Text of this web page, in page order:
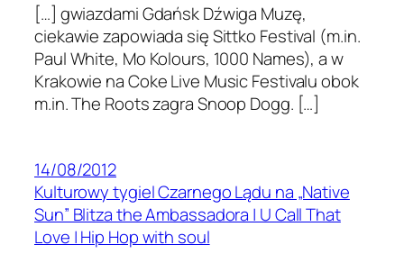
[…] gwiaz­dami Gdańsk Dźwiga Muzę,
ciekawie zapowiada się Sit­tko Fes­ti­val (m.in.
Paul White, Mo Kolours, 1000 Names), a w
Krakowie na Coke Live Music Fes­ti­valu obok
m.in. The Roots zagra Snoop Dogg. […]
14/08/2012
Kulturowy tygiel Czarnego Lądu na „Native
Sun” Blitza the Ambassadora | U Call That
Love | Hip Hop with soul